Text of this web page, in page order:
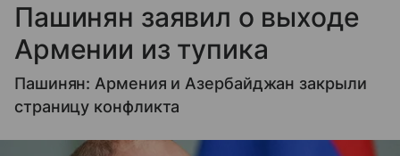
Пашинян заявил о выходе
Армении из тупика
Пашинян: Армения и Азербайджан закрыли
страницу конфликта